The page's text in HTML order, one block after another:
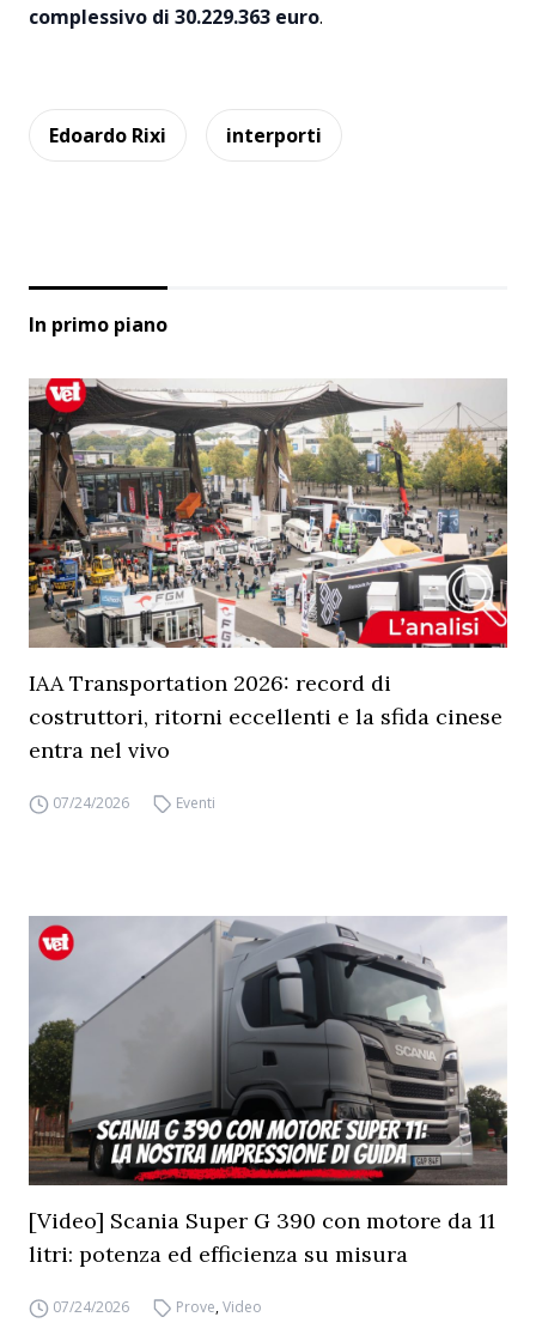
complessivo di 30.229.363 euro.
Edoardo Rixi interporti
In primo piano
IAA Transportation 2026: record di
costruttori, ritorni eccellenti e la sfida cinese
entra nel vivo
07/24/2026 Eventi
[Video] Scania Super G 390 con motore da 11
litri: potenza ed efficienza su misura
07/24/2026 Prove,Video